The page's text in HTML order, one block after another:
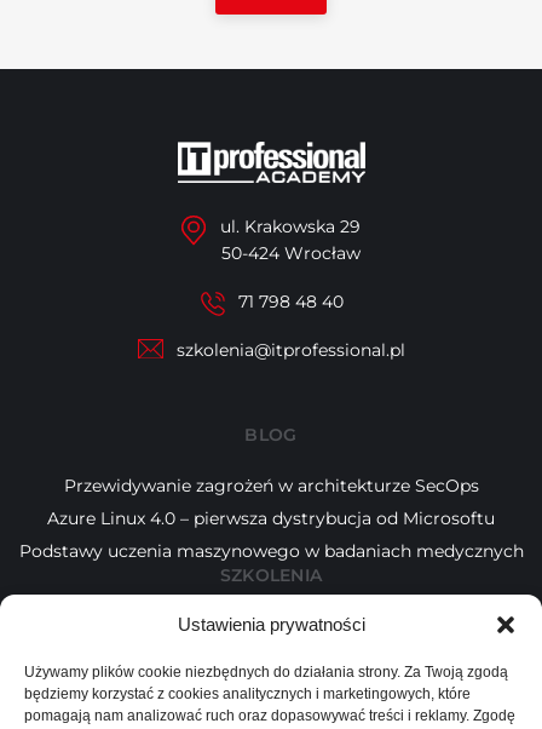
Ustawienia prywatności
Używamy plików cookie niezbędnych do działania strony. Za Twoją zgodą
będziemy korzystać z cookies analitycznych i marketingowych, które
pomagają nam analizować ruch oraz dopasowywać treści i reklamy. Zgodę
ul. Krakowska 29
50-424 Wrocław
71 798 48 40
szkolenia@itprofessional.pl
BLOG
Przewidywanie zagrożeń w architekturze SecOps
Azure Linux 4.0 – pierwsza dystrybucja od Microsoftu
Podstawy uczenia maszynowego w badaniach medycznych
SZKOLENIA
Kalendarz
Wykładowcy
INFORMACJE